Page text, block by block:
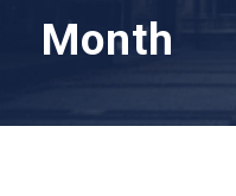
Month